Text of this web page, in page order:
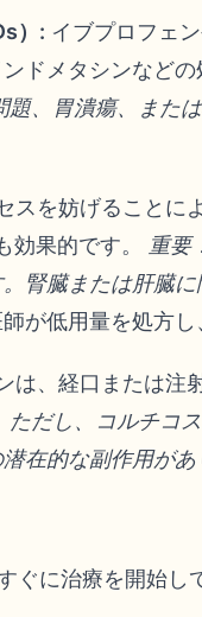
）: イブプロフェ
ドメタシンなど
題、胃潰瘍、また
スを妨げることに
効果的です。 重要
腎臓または肝臓
が低用量を処方し
は、経口または注
ただし、コルチコ
在的な副作用があ
ぐに治療を開始